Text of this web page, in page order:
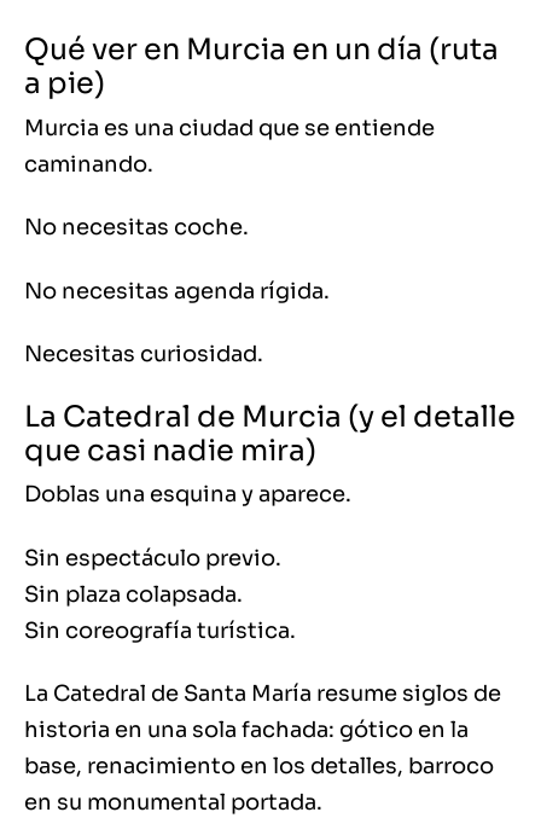
Qué ver en Murcia en un día (ruta
a pie)
Murcia es una ciudad que se entiende
caminando.
No necesitas coche.
No necesitas agenda rígida.
Necesitas curiosidad.
La Catedral de Murcia (y el detalle
que casi nadie mira)
Doblas una esquina y aparece.
Sin espectáculo previo.
Sin plaza colapsada.
Sin coreografía turística.
La Catedral de Santa María resume siglos de
historia en una sola fachada: gótico en la
base, renacimiento en los detalles, barroco
en su monumental portada.